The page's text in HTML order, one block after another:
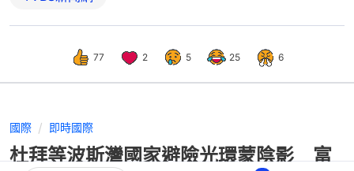
77 2 5 25 6
國際 即時國際
杜拜等波斯灣國家避險光環蒙陰影 富